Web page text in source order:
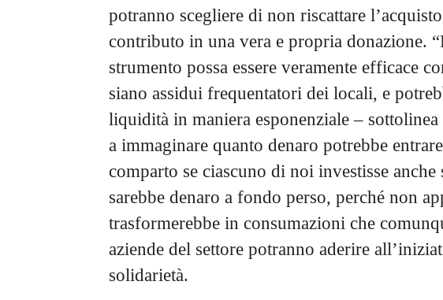
potranno scegliere di non riscattare
contributo in una vera e propria donazione.
strumento possa essere veramente efficace
siano assidui frequentatori dei locali, e
liquidità in maniera esponenziale –
a immaginare quanto denaro potrebbe
comparto se ciascuno di noi investisse
sarebbe denaro a fondo perso, perché non
trasformerebbe in consumazioni che
aziende del settore potranno aderire
solidarietà.